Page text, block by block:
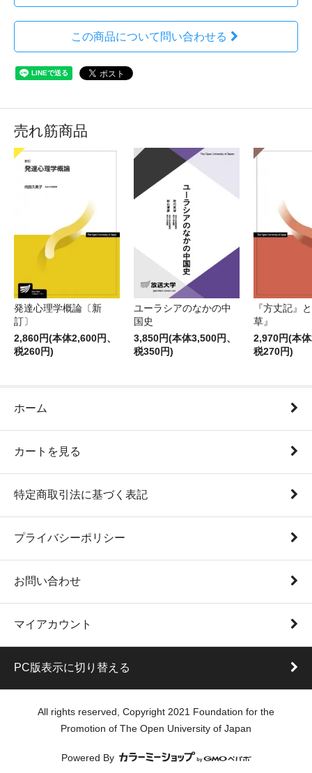
この商品について問い合わせる
売れ筋商品
発達心理学概論〔新
訂〕
2,860円(本体2,600円、
税260円)
ユーラシアのなかの中
国史
3,850円(本体3,500円、
税350円)
『方丈記』
草』
2,970円(本
税270円)
ホーム
カートを見る
特定商取引法に基づく表記
プライバシーポリシー
お問い合わせ
マイアカウント
PC版表示に切り替える
All rights reserved, Copyright 2021 Foundation for the
Promotion of The Open University of Japan
Powered By